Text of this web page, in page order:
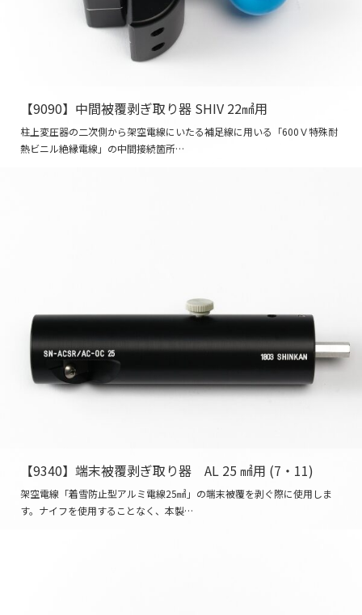
【9090】中間被覆剥ぎ取り器 SHIV 22㎟用
柱上変圧器の二次側から架空電線にいたる補足線に用いる「600Ｖ特殊耐
熱ビニル絶縁電線」の中間接続箇所…
【9340】端末被覆剥ぎ取り器 AL 25 ㎟用 (7・11)
架空電線「着雪防止型アルミ電線25㎟」の端末被覆を剥ぐ際に使用しま
す。ナイフを使用することなく、本製…